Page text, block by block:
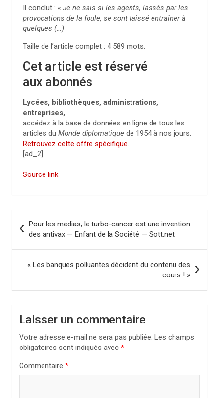
Il conclut : «Je ne sais si les agents, lassés par les
provocations de la foule, se sont laissé entraîner à
quelques (…)
Taille de l’article complet : 4 589 mots.
Cet article est réservé
aux abonnés
Lycées, bibliothèques, administrations,
entreprises,
accédez à la base de données en ligne de tous les
articles du Monde diplomatique de 1954 à nos jours.
Retrouvez cette offre spécifique.
[ad_2]
Source link
v
a
Pour les médias, le turbo-cancer est une invention
des antivax — Enfant de la Société — Sott.net
« Les banques polluantes décident du contenu des
cours ! »
Laisser un commentaire
Votre adresse e-mail ne sera pas publiée. Les champs
obligatoires sont indiqués avec *
Commentaire *